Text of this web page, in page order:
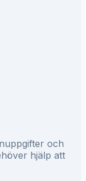
och
hjälp att